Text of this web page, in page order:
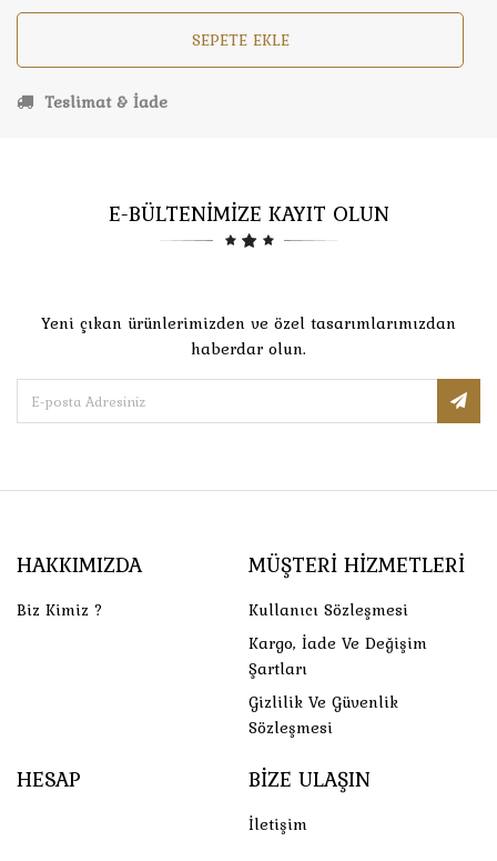
SEPETE EKLE
Teslimat & İade
E-BÜLTENİMİZE KAYIT OLUN
Yeni çıkan ürünlerimizden ve özel tasarımlarımızdan
haberdar olun.
HAKKIMIZDA
Biz Kimiz ?
MÜŞTERI HIZMETLERI
Kullanıcı Sözleşmesi
Kargo, İade Ve Değişim
Şartları
Gizlilik Ve Güvenlik
Sözleşmesi
HESAP BIZE ULAŞIN
İletişim